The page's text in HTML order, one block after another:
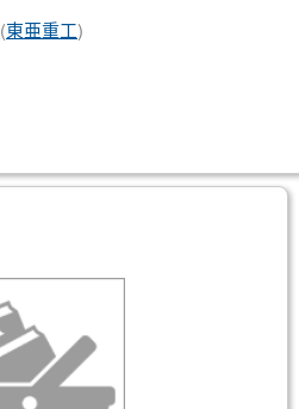
(東亜重工)